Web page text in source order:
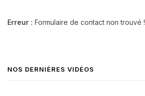
Erreur : Formulaire de contact non trouvé !
NOS DERNIÈRES VIDÉOS